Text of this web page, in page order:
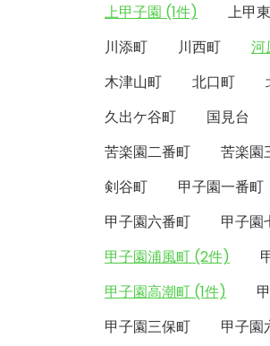
上甲子園 (1件)
上甲
川添町
川西町 河
木津山町
北口町
久出ケ谷町
国見台
苦楽園二番町
苦楽園
剣谷町
甲子園一番町
甲子園六番町
甲子園
甲子園浦風町 (2件)
甲子園高潮町 (1件)
甲子園三保町
甲子園